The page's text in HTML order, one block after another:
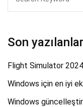
Son yazılanlar
Flight Simulator
Windows için en iyi
Windows